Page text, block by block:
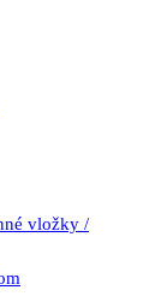
vložky /